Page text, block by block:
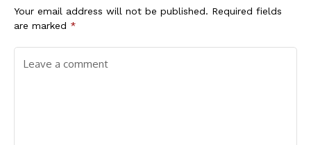
Your email address will not be published. Required fields
are marked *